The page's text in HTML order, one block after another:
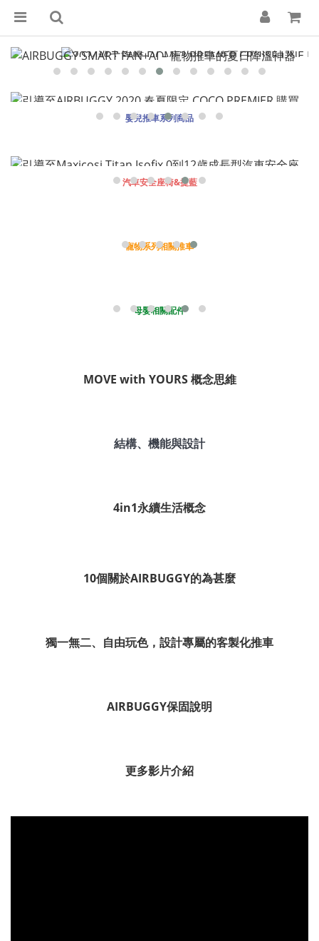
嬰兒推車系列商品
汽車安全座椅&提藍
寵物系列相關推車
母嬰相關配件
MOVE with YOURS 概念思維
結構、機能與設計
4in1永續生活概念
10個關於AIRBUGGY的為甚麼
獨一無二、自由玩色，設計專屬的客製化推車
AIRBUGGY保固說明
更多影片介紹